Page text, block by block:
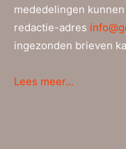
mededelingen
redactie-adres
ingezonden brieven
Lees meer…